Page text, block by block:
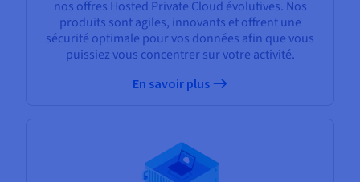
nos offres Hosted Private Cloud évolutives. Nos
produits sont agiles, innovants et offrent une
sécurité optimale pour vos données afin que vous
puissiez vous concentrer sur votre activité.
En savoir plus